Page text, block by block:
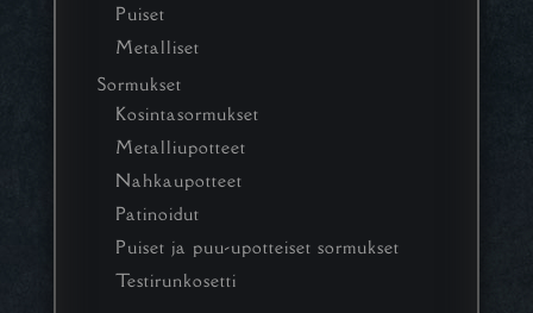
Puiset
Metalliset
Sormukset
Kosintasormukset
Metalliupotteet
Nahkaupotteet
Patinoidut
Puiset ja puu-upotteiset sormukset
Testirunkosetti